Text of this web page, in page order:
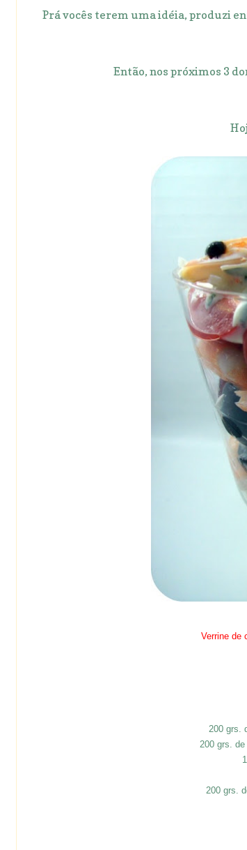
Prá vocês terem uma idéia, produzi
Então, nos próximos 3
Verrine de
200 grs.
200 grs.
200 grs.